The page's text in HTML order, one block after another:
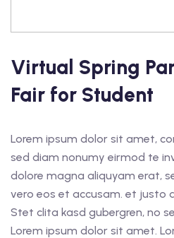
Virtual Spring
Fair for Student
Lorem ipsum dolor sit amet,
sed diam nonumy eirmod te
dolore magna aliquyam erat,
vero eos et accusam. et justo
Stet clita kasd gubergren, no
Lorem ipsum dolor sit amet.